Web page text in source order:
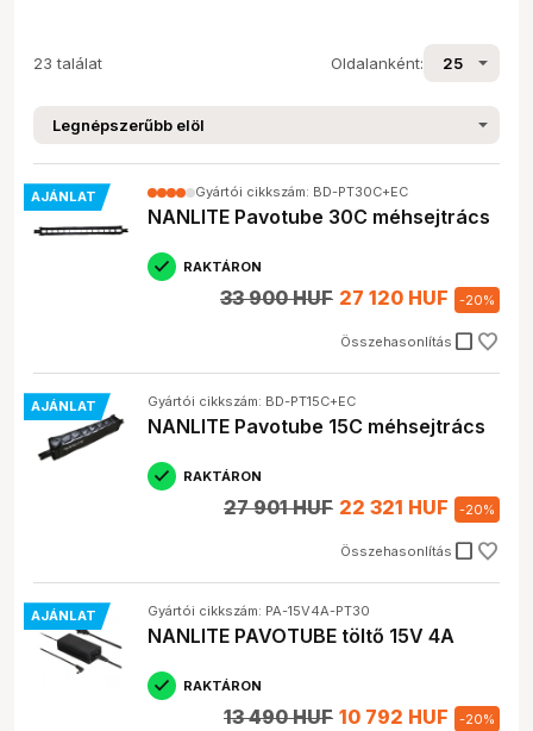
23 találat Oldalanként:
AJÁNLAT Gyártói cikkszám: BD-PT30C+EC
NANLITE Pavotube 30C méhsejtrács
RAKTÁRON
Összehasonlítás check_box_outline_blank
33 900 HUF 27 120 HUF -20%
AJÁNLAT Gyártói cikkszám: BD-PT15C+EC
NANLITE Pavotube 15C méhsejtrács
RAKTÁRON
Összehasonlítás check_box_outline_blank
27 901 HUF 22 321 HUF -20%
AJÁNLAT Gyártói cikkszám: PA-15V4A-PT30
NANLITE PAVOTUBE töltő 15V 4A
RAKTÁRON
13 490 HUF 10 792 HUF -20%